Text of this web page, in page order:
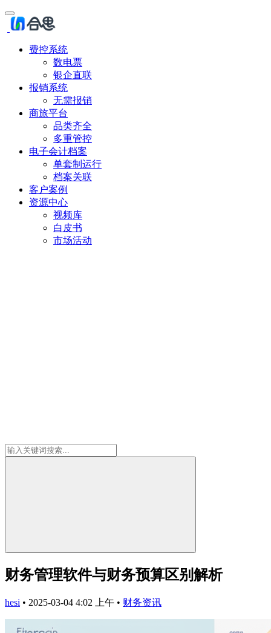
费控系统
数电票
银企直联
报销系统
无需报销
商旅平台
品类齐全
多重管控
电子会计档案
单套制运行
档案关联
客户案例
资源中心
视频库
白皮书
市场活动
财务管理软件与财务预算区别解析
hesi • 2025-03-04 4:02 上午 • 财务资讯